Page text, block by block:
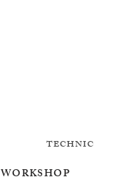
TECHNIC
WORKSHOP